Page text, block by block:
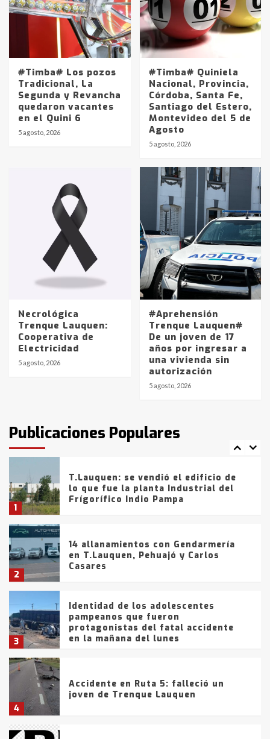
#Timba# Los pozos
Tradicional, La
Segunda y Revancha
quedaron vacantes
en el Quini 6
5 agosto, 2026
#Timba# Quiniela
Nacional, Provincia,
Córdoba, Santa Fe,
Santiago del Estero,
Montevideo del 5 de
Agosto
5 agosto, 2026
Necrológica
Trenque Lauquen:
Cooperativa de
Electricidad
5 agosto, 2026
#Aprehensión
Trenque Lauquen#
De un joven de 17
años por ingresar a
una vivienda sin
autorización
5 agosto, 2026
Publicaciones Populares
Identidad de los adolescentes
pampeanos que fueron
en la mañana del lunes
Accidente en Ruta 5: falleció un
joven de Trenque Lauquen
Los precios de los combustibles en
La Pampa, desde YPF hasta Axion
entre 857 a 1338 pesos
La Bolsa de Cereales de Bahía
Blanca anticipa que Agosto vendrá
con lluvias y heladas, en gran parte
fueron detenidos por
comercialización de drogas en la
tarde del sábado
1
T.Lauquen: se vendió el edificio de
lo que fue la planta Industrial del
Frígorífico Indio Pampa
2
14 allanamientos con Gendarmería
en T.Lauquen, Pehuajó y Carlos
Casares
3
Identidad de los adolescentes
pampeanos que fueron
protagonistas del fatal accidente
en la mañana del lunes
4
Accidente en Ruta 5: falleció un
joven de Trenque Lauquen